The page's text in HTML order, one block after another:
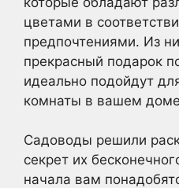
цветами в
предпочтениями. Из
прекрасный подарок
идеально подойдут
комнаты в вашем
Садоводы решили
секрет их
начала вам